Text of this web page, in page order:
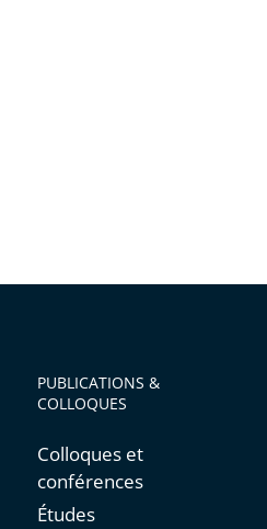
PUBLICATIONS &
COLLOQUES
Colloques et
conférences
Études